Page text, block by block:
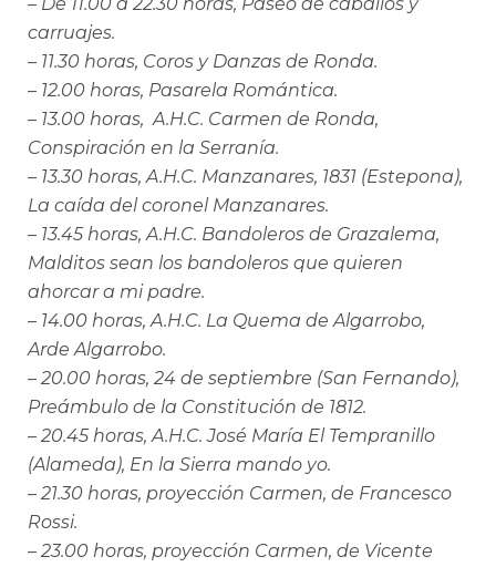
carruajes.
– 11.30 horas, Coros y Danzas de Ronda.
– 12.00 horas, Pasarela Romántica.
– 13.00 horas, A.H.C. Carmen de Ronda,
Conspiración en la Serranía.
– 13.30 horas, A.H.C. Manzanares, 1831 (Estepona),
La caída del coronel Manzanares.
– 13.45 horas, A.H.C. Bandoleros de Grazalema,
Malditos sean los bandoleros que quieren
ahorcar a mi padre.
– 14.00 horas, A.H.C. La Quema de Algarrobo,
Arde Algarrobo.
– 20.00 horas, 24 de septiembre (San Fernando),
Preámbulo de la Constitución de 1812.
– 20.45 horas, A.H.C. José María El Tempranillo
(Alameda), En la Sierra mando yo.
– 21.30 horas, proyección Carmen, de Francesco
Rossi.
– 23.00 horas, proyección Carmen, de Vicente